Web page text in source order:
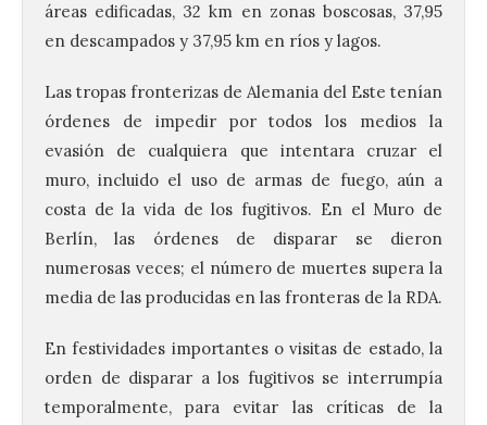
áreas edificadas, 32 km en zonas boscosas, 37,95
en descampados y 37,95 km en ríos y lagos.
Las tropas fronterizas de Alemania del Este tenían
órdenes de impedir por todos los medios la
evasión de cualquiera que intentara cruzar el
muro, incluido el uso de armas de fuego, aún a
costa de la vida de los fugitivos. En el Muro de
Berlín, las órdenes de disparar se dieron
numerosas veces; el número de muertes supera la
media de las producidas en las fronteras de la RDA.
En festividades importantes o visitas de estado, la
orden de disparar a los fugitivos se interrumpía
temporalmente, para evitar las críticas de la